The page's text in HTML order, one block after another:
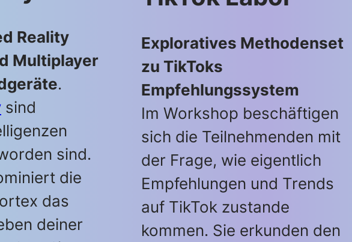
Reality
Multiplayer
.
sind
sind.
die
das
deiner
Exploratives Methodenset
zu TikToks
Empfehlungssystem
Im Workshop beschäftigen
sich die Teilnehmenden mit
der Frage, wie eigentlich
Empfehlungen und Trends
auf TikTok zustande
kommen. Sie erkunden den